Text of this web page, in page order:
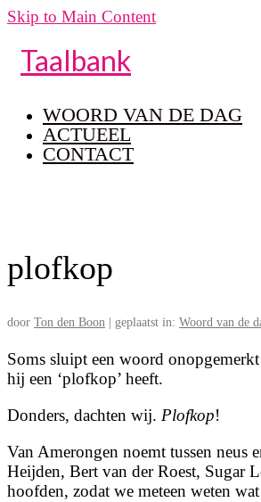
Skip to Main Content
Taalbank
WOORD VAN DE DAG
ACTUEEL
CONTACT
plofkop
door Ton den Boon geplaatst in: Woord van de
Soms sluipt een woord
hij een ‘plofkop’ heeft.
Donders, dachten wij. Plofkop!
Van Amerongen noemt tussen neus
Heijden, Bert van der Roest, Sugar
hoofden, zodat we meteen weten